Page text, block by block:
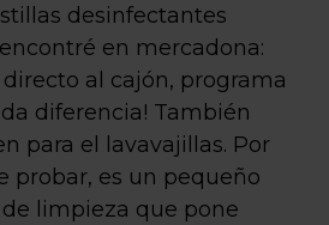
desinfectantes
en mercadona:
al cajón, programa
diferencia! También
para el lavavajillas. Por
probar, es un pequeño
limpieza que pone